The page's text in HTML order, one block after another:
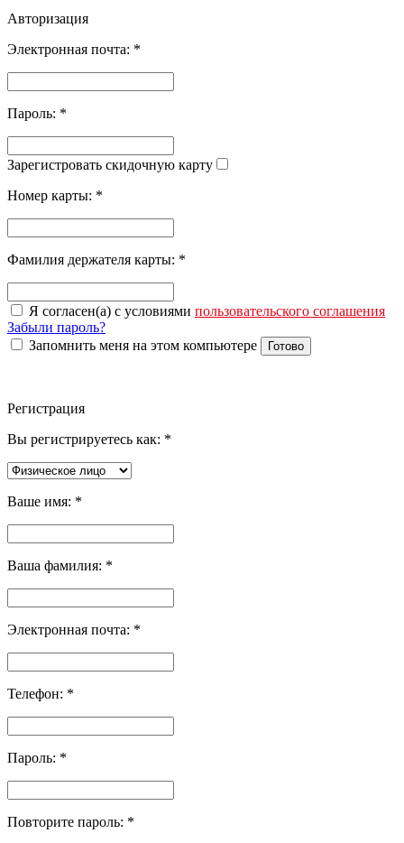
Авторизация
Электронная почта: *
Пароль: *
Зарегистровать скидочную карту
Номер карты: *
Фамилия держателя карты: *
Я согласен(а) с условиями пользовательского соглашения
Забыли пароль?
Запомнить меня на этом компьютере
Готово
Регистрация
Вы регистрируетесь как: *
Ваше имя: *
Ваша фамилия: *
Электронная почта: *
Телефон: *
Пароль: *
Повторите пароль: *